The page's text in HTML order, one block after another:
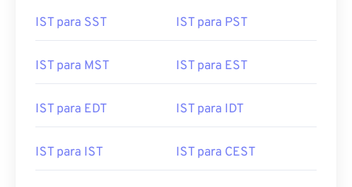
IST para SST IST para PST
IST para MST IST para EST
IST para EDT IST para IDT
IST para IST IST para CEST